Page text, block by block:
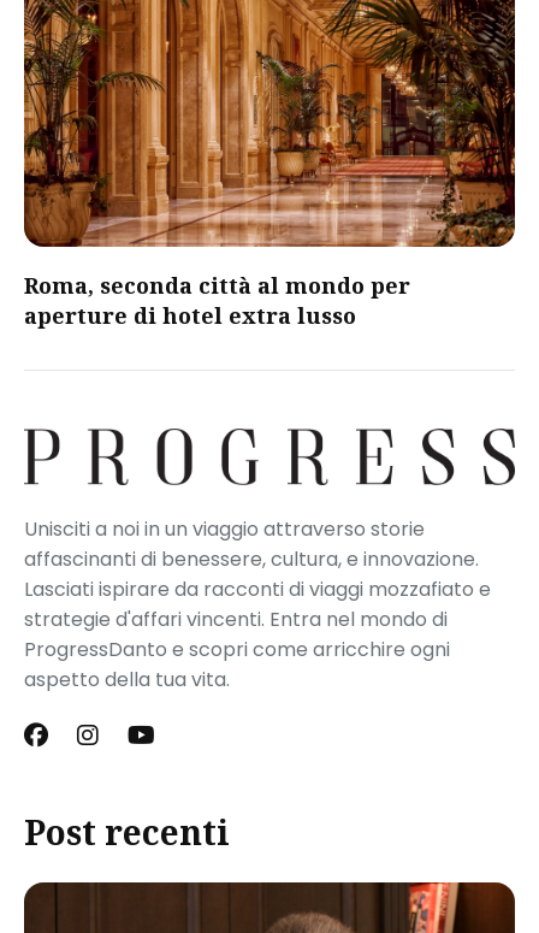
Roma, seconda città al mondo per
aperture di hotel extra lusso
Unisciti a noi in un viaggio attraverso storie
affascinanti di benessere, cultura, e innovazione.
Lasciati ispirare da racconti di viaggi mozzafiato e
strategie d'affari vincenti. Entra nel mondo di
ProgressDanto e scopri come arricchire ogni
aspetto della tua vita.
Post recenti